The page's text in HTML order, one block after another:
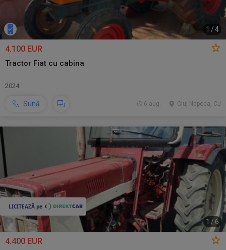
1 /4
4.100 EUR
Tractor Fiat cu cabina
2024
Sună Cluj-Napoca, CJ
6 aug.
1 / 6
4.400 EUR